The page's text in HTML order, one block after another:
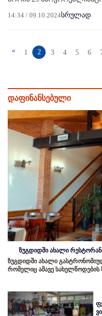
14:34 / 09.10.2024სრულად
« 1 2 3 4 5 6
დაფინანსებული
ზუგდიდში ახალი
ზუგდიდში ახალი
რომელიც ამავე